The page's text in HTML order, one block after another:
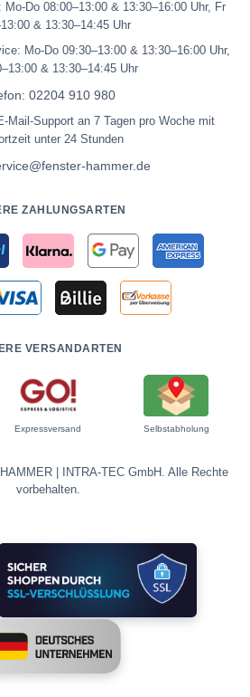
Do 08:00–13:00 & 13:30–16:00 Uhr, Fr
& 13:30–14:45 Uhr
Mo-Do 09:30–13:00 & 13:30–16:00 Uhr,
& 13:30–14:45 Uhr
02204 910 980
Mail-Support an 7 Tagen pro Woche mit
unter 24 Stunden
hammer.de
ZAHLUNGSARTEN
VERSANDARTEN
Expressversand Selbstabholung
| INTRA-TEC GmbH. Alle Rechte
vorbehalten.